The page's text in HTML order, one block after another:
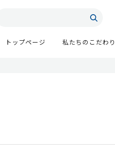
トップページ 私たちのこだわり